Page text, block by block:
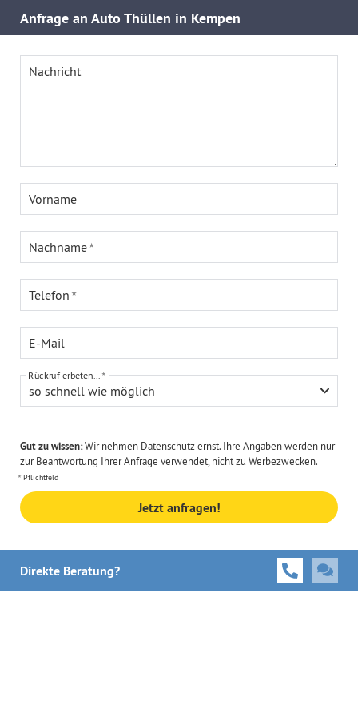
Anfrage an Auto Thüllen in Kempen
Nachricht
Vorname
Nachname
Telefon
E-Mail
so schnell wie möglich
Rückruf erbeten...
Gut zu wissen:Wir nehmen Datenschutzernst. Ihre Angaben werden nur
zur Beantwortung Ihrer Anfrage verwendet, nicht zu Werbezwecken.
Pflichtfeld
Jetzt anfragen!
Direkte Beratung?